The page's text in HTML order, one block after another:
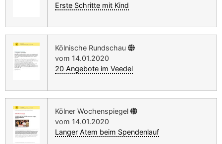
Erste Schritte mit Kind
Kölnische Rundschau
vom 14.01.2020
20 Angebote im Veedel
Kölner Wochenspiegel
vom 14.01.2020
Langer Atem beim Spendenlauf